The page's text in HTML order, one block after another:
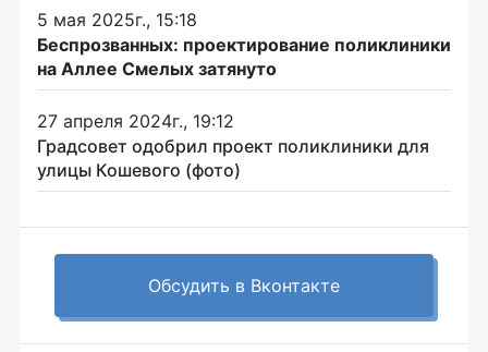
5 мая 2025г., 15:18
Беспрозванных: проектирование поликлиники
на Аллее Смелых затянуто
27 апреля 2024г., 19:12
Градсовет одобрил проект поликлиники для
улицы Кошевого (фото)
Обсудить в Вконтакте